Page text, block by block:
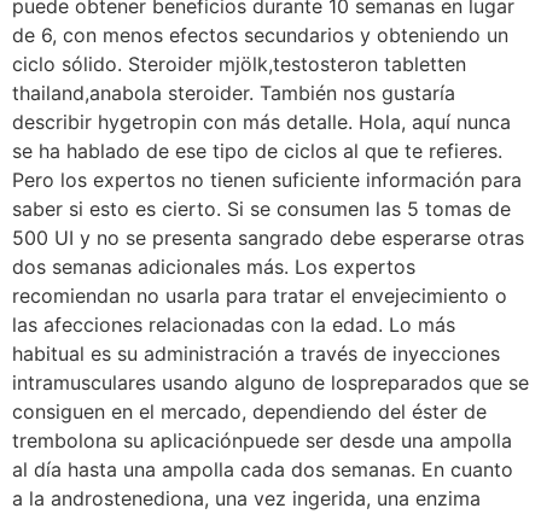
puede obtener beneficios durante 10 semanas en lugar
de 6, con menos efectos secundarios y obteniendo un
ciclo sólido. Steroider mjölk,testosteron tabletten
thailand,anabola steroider. También nos gustaría
describir hygetropin con más detalle. Hola, aquí nunca
se ha hablado de ese tipo de ciclos al que te refieres.
Pero los expertos no tienen suficiente información para
saber si esto es cierto. Si se consumen las 5 tomas de
500 UI y no se presenta sangrado debe esperarse otras
dos semanas adicionales más. Los expertos
recomiendan no usarla para tratar el envejecimiento o
las afecciones relacionadas con la edad. Lo más
habitual es su administración a través de inyecciones
intramusculares usando alguno de lospreparados que se
consiguen en el mercado, dependiendo del éster de
trembolona su aplicaciónpuede ser desde una ampolla
al día hasta una ampolla cada dos semanas. En cuanto
a la androstenediona, una vez ingerida, una enzima